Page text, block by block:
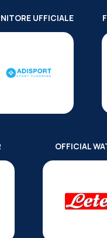
UFFICIALE
OFFICIAL